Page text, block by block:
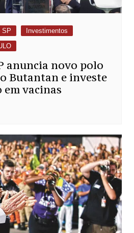
SP
Investimentos
anuncia novo polo
Butantan e investe
em vacinas